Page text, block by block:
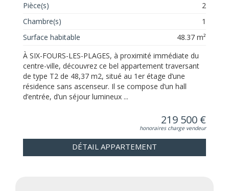
Pièce(s)
2
Chambre(s)
1
Surface habitable
48.37 m²
À SIX-FOURS-LES-PLAGES, à proximité immédiate du
centre-ville, découvrez ce bel appartement traversant
de type T2 de 48,37 m2, situé au 1er étage d’une
résidence sans ascenseur. Il se compose d’un hall
d’entrée, d’un séjour lumineux ...
219 500 €
honoraires charge vendeur
DÉTAIL APPARTEMENT